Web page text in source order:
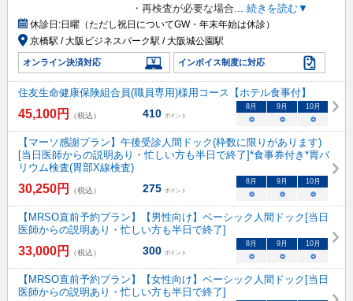
・再検査が必要な場合... 続きを読む▼
休診日:日曜（ただし祝日についてGW・年末年始は休診）
京橋駅 / 大阪ビジネスパーク駅 / 大阪城公園駅
オンライン決済対応 インボイス制度に対応
住友生命健康保険組合員(職員専用)様用コース【ホテル食事付】
45,100円 （税込） 410 ポイント
8月 9月 10月
○ ○ ○
【マーソ感謝プラン】午後受診人間ドック(枠数に限りがあります)
[当日医師からの説明あり・忙しい方も半日で終了]*食事券付き*胃バ
リウム検査(胃部X線検査)
30,250円 （税込） 275 ポイント
8月 9月 10月
○ ○ ○
【MRSO直前予約プラン】【男性向け】ベーシック人間ドック[当日
医師からの説明あり・忙しい方も半日で終了]
33,000円 （税込） 300 ポイント
8月 9月 10月
○ ○ ○
【MRSO直前予約プラン】【女性向け】ベーシック人間ドック[当日
医師からの説明あり・忙しい方も半日で終了]